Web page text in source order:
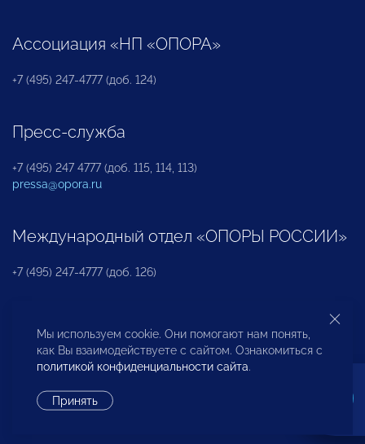
Ассоциация «НП «ОПОРА»
+7 (495) 247-4777 (доб. 124)
Пресс-служба
+7 (495) 247 4777 (доб. 115, 114, 113)
pressa@opora.ru
Международный отдел «ОПОРЫ РОССИИ»
+7 (495) 247-4777 (доб. 126)
Бюро по защите прав предпринимателей и
инвесторов
Мы используем cookie. Они помогают нам понять,
как Вы взаимодействуете с сайтом. Ознакомиться с
политикой конфиденциальности сайта.
Принять